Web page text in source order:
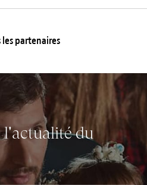
les partenaires
l'actualité du